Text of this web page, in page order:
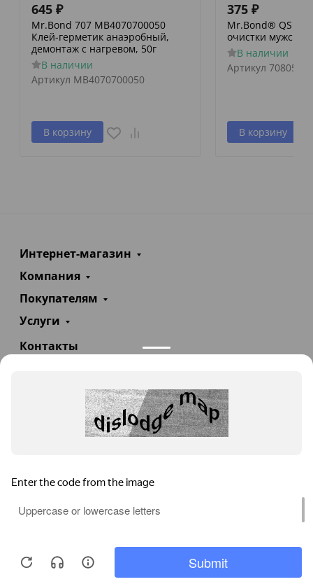
645 ₽
Mr.Bond 707 MB4070700050
Клей-герметик анаэробный,
демонтаж с нагревом, 50г
В наличии
Артикул MB4070700050
В корзину
375 ₽
Mr.Bond® QS
очистки мужских
В наличии
Артикул
В корзину
Интернет-магазин
Компания
Покупателям
Услуги
Контакты
info@teploexpert.com
Пн—Сб 09:00 – 18:00
TeploExpert.com © 2008 - 2026 Оборудование для
систем отопления, водоснабжения, канализации